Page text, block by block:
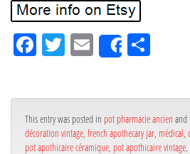
Fa
ce
ok
Tw
itt
Em
ail
Share
r
This entry was posted in pot pharmacie ancien and
décoration vintage french apothecary jar médical
pot apothicaire céramique pot apothicaire vintage